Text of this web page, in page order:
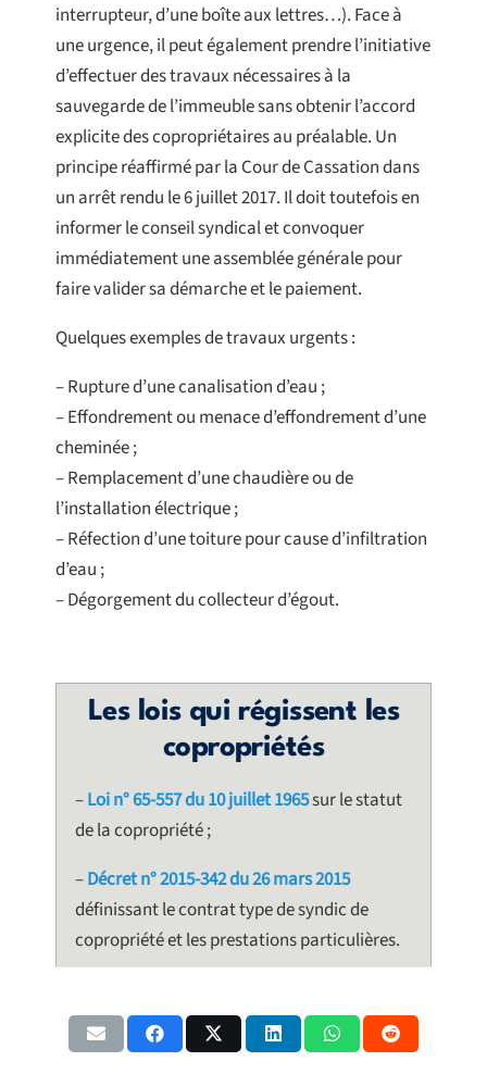
interrupteur, d’une boîte aux lettres…). Face à
une urgence, il peut également prendre l’initiative
d’effectuer des travaux nécessaires à la
sauvegarde de l’immeuble sans obtenir l’accord
explicite des copropriétaires au préalable. Un
principe réaffirmé par la Cour de Cassation dans
un arrêt rendu le 6 juillet 2017. Il doit toutefois en
informer le conseil syndical et convoquer
immédiatement une assemblée générale pour
faire valider sa démarche et le paiement.
Quelques exemples de travaux urgents :
– Rupture d’une canalisation d’eau ;
– Effondrement ou menace d’effondrement d’une
cheminée ;
– Remplacement d’une chaudière ou de
l’installation électrique ;
– Réfection d’une toiture pour cause d’infiltration
d’eau ;
– Dégorgement du collecteur d’égout.
Les lois qui régissent les
copropriétés
–Loi n° 65-557 du 10 juillet 1965sur le statut
de la copropriété ;
–Décret n° 2015-342 du 26 mars 2015
définissant le contrat type de syndic de
copropriété et les prestations particulières.